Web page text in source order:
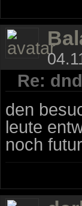
Re:
den
leute
noch